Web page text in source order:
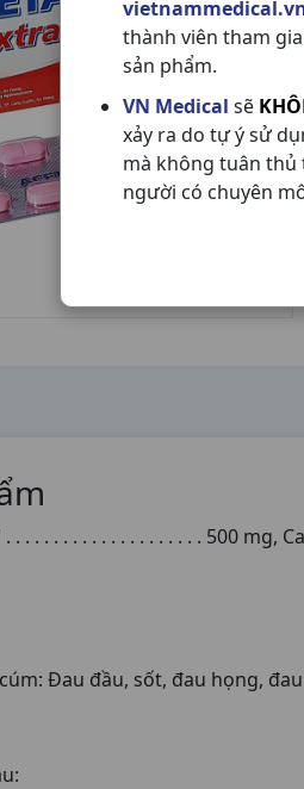
thành viên tham
sản phẩm.
VN Medical sẽ
xảy ra do tự ý sử
mà không tuân thủ
người có chuyên
. . . . . . . . . . . . . . . . . . 500 mg,
Đau đầu, sốt, đau họng,